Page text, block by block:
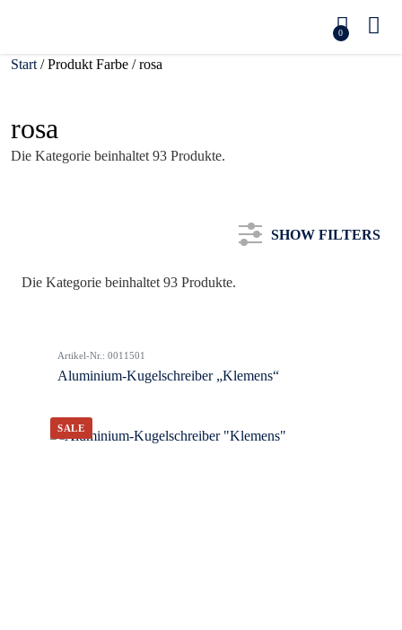
0
Start / Produkt Farbe / rosa
rosa
Die Kategorie beinhaltet 93 Produkte.
SHOW FILTERS
Farbe
Werbeanbringung
Die Kategorie beinhaltet 93 Produkte.
Artikel-Nr.: 0011501
Aluminium-Kugelschreiber „Klemens“